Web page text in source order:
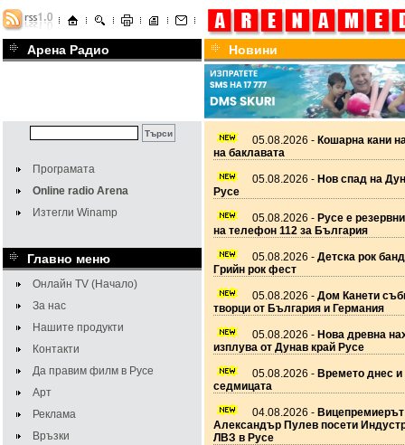
Арена Радио Новини
Програмата
Online radio Arena
Изтегли Winamp
Главно меню
Онлайн TV (Начало)
За нас
Нашите продукти
Контакти
Да правим филм в Русе
Арт
Реклама
Връзки
05.08.2026 - Кошарна кани
на баклавата
05.08.2026 - Нов спад на
Русе
05.08.2026 - Русе е
на телефон 112 за България
05.08.2026 - Детска рок
Грийн рок фест
05.08.2026 - Дом Канети
творци от България и Германия
05.08.2026 - Нова древна
изплува от Дунав край Русе
05.08.2026 - Времето днес и
седмицата
04.08.2026 - Вицепремиерът
Александър Пулев посети
ЛВЗ в Русе